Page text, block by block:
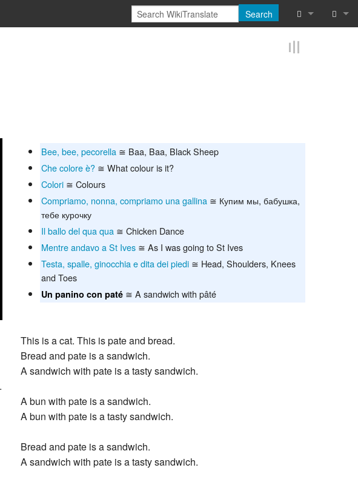
Search
Bee, bee, pecorella ≅ Baa, Baa, Black Sheep
Che colore è? ≅ What colour is it?
Colori ≅ Colours
Compriamo, nonna, compriamo una gallina ≅ Купим мы, бабушка,
тебе курочку
Il ballo del qua qua ≅ Chicken Dance
Mentre andavo a St Ives ≅ As I was going to St Ives
Testa, spalle, ginocchia e dita dei piedi ≅ Head, Shoulders, Knees
and Toes
Un panino con paté ≅ A sandwich with pâté
This is a cat. This is pate and bread.
Bread and pate is a sandwich.
A sandwich with pate is a tasty sandwich.
A bun with pate is a sandwich.
A bun with pate is a tasty sandwich.
Bread and pate is a sandwich.
A sandwich with pate is a tasty sandwich.